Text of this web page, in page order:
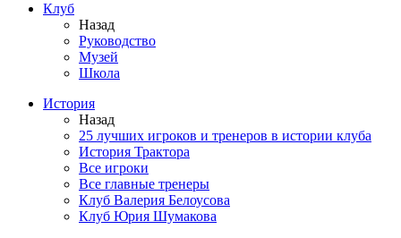
Клуб
Назад
Руководство
Музей
Школа
История
Назад
25 лучших игроков и тренеров в истории клуба
История Трактора
Все игроки
Все главные тренеры
Клуб Валерия Белоусова
Клуб Юрия Шумакова